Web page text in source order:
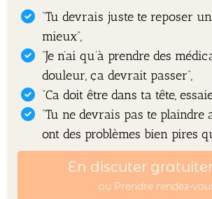
“Tu devrais juste te reposer
mieux”,
“Je n’ai qu’à prendre des
douleur, ça devrait passer”,
“Ca doit être dans ta tête,
“Tu ne devrais pas te plaindre
ont des problèmes bien pires
En discuter
ou Prendre rendez-